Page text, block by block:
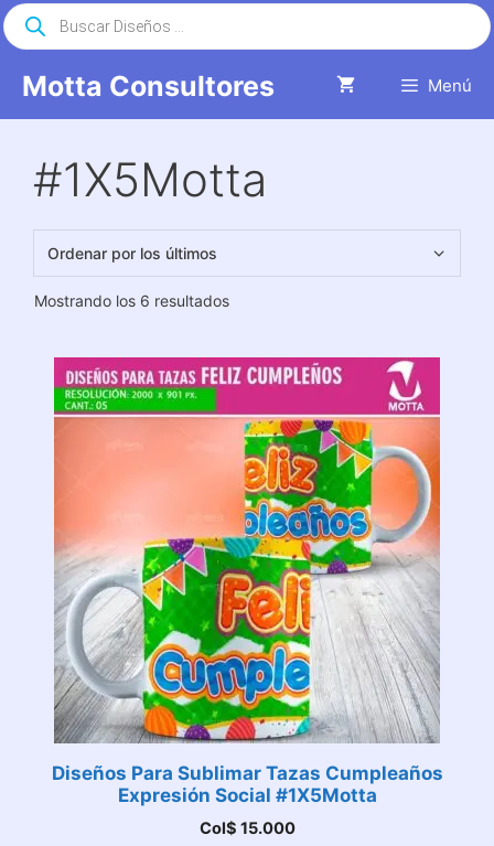
Saltar
al
Motta Consultores Menú
Búsqueda
de
productos
#1X5Motta
Mostrando los 6 resultadosOrdenado
últimos
Diseños Para Sublimar Tazas Cumpleaños
Expresión Social #1X5Motta
Col$ 15.000